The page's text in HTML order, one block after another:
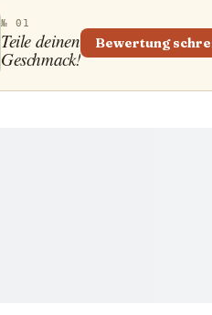
№ 01
Teile deinen
Geschmack!
Bewertung